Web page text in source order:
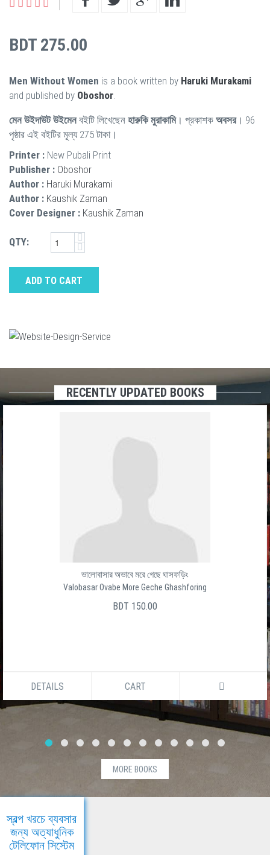
BDT 275.00
Men Without Women is a book written by Haruki Murakami
and published by Oboshor
মেন উইদাউট উইমেনবইটি লিখেছেন হারুকি মুরাকামি। প্রকাশক অবসর। 96
পৃষ্ঠার এই বইটির মূল্য 275 টাকা।
Printer : New Pubali Print
Publisher : Oboshor
Author : Haruki Murakami
Author : Kaushik Zaman
Cover Designer : Kaushik Zaman
QTY:
ADD TO CART
RECENTLY UPDATED BOOKS
ভালোবাসার অভাবে মরে গেছে ঘাসফড়িং
Valobasar Ovabe More Geche Ghashforing
BDT 150.00
DETAILS CART
MORE BOOKS
স্বল্প খরচে ব্যবসার
জন্য অত্যাধুনিক
টেলিফোন সিস্টেম